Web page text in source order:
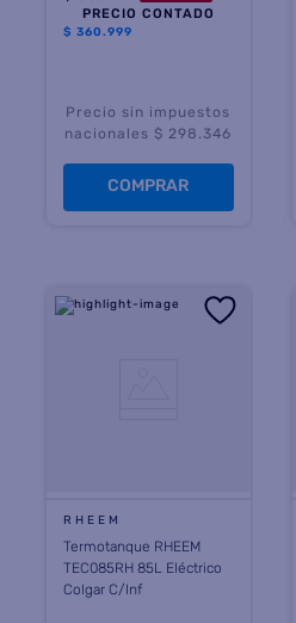
PRECIO CONTADO
$ 360.999
Precio sin impuestos
nacionales $ 298.346
COMPRAR
RHEEM
Termotanque RHEEM
TEC085RH 85L Eléctrico
Colgar C/Inf